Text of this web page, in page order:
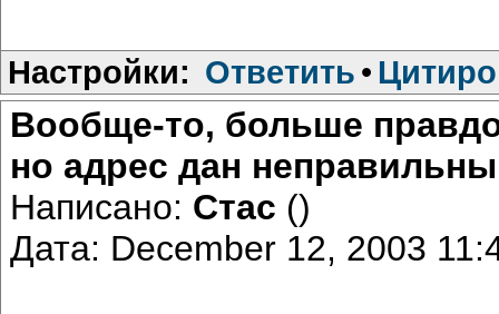
Настройки: Ответить •
Вообще-то, больше
но адрес дан
Написано: Стас ()
Дата: December 12, 2003